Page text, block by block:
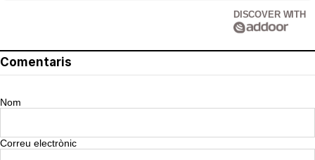
DISCOVER WITH
Comentaris
Nom
Correu electrònic